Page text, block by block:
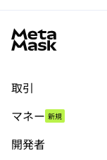
取引
パーペチュアル
マネー 新規
開発者